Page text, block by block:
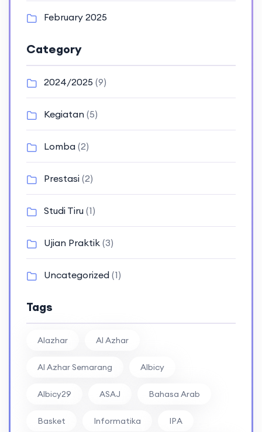
February 2025
Category
2024/2025 (9)
Kegiatan (5)
Lomba (2)
Prestasi (2)
Studi Tiru (1)
Ujian Praktik (3)
Uncategorized (1)
Tags
Alazhar Al Azhar
Al Azhar Semarang Albicy
Albicy29 ASAJ Bahasa Arab
Basket Informatika IPA